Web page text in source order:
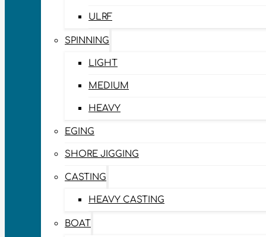
ULRF
SPINNING
LIGHT
MEDIUM
HEAVY
EGING
SHORE JIGGING
CASTING
HEAVY CASTING
BOAT